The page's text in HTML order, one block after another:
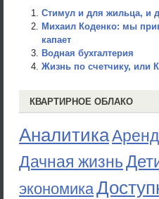
Стимул и для жильца, и
Михаил Коденко: мы
капает
Водная бухгалтерия
Жизнь по счетчику, или
КВАРТИРНОЕ ОБЛАКО
Аналитика
Дачная жизнь
экономика